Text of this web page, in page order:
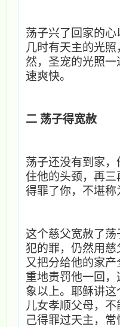
荡子兴了回家的
几时有天主的光
然，圣宠的光照
速爽快。
二 荡子得宽赦
荡子还没有到家
住他的头颈，再
得罪了你，不堪
这个慈父宽赦了
犯的罪，仍然用
又把分给他的家
重地责罚他一回
象以上。耶稣讲
儿女孝顺父母，
己得罪过天主，